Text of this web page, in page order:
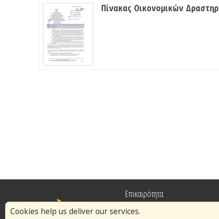
Πίνακας Οικονομικών
Cookies help us deliver our services.
Επικαιρότητα
Πυρασφάλεια